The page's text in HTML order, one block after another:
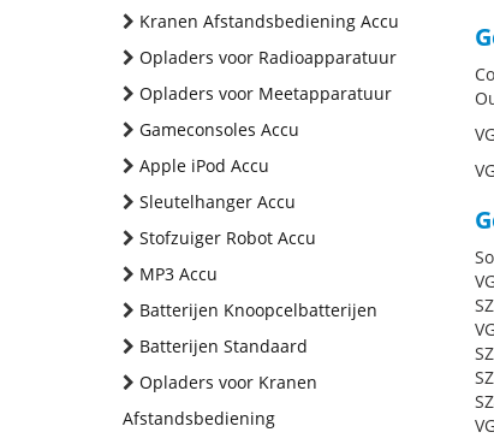
Kranen Afstandsbediening Accu
Opladers voor Radioapparatuur
Opladers voor Meetapparatuur
Gameconsoles Accu
Apple iPod Accu
Sleutelhanger Accu
Stofzuiger Robot Accu
MP3 Accu
Batterijen Knoopcelbatterijen
Batterijen Standaard
Opladers voor Kranen
Afstandsbediening